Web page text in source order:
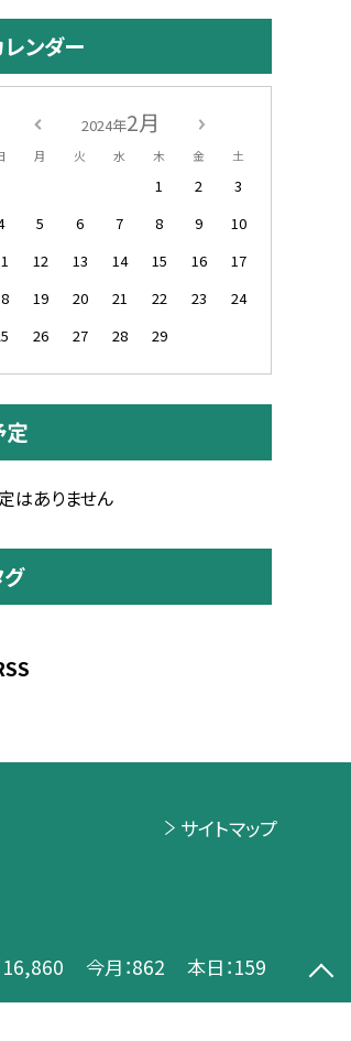
ンダー
2024年2月
月 火 水 木 金 土
1 2
3
5 6 7 8 9
10
12 13 14 15 16
17
19 20 21 22 23
24
26 27 28 29
定
はありません
サイトマップ
16,860 今月：862 本日：159